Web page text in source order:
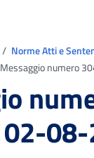
Norme Atti e
Messaggio numero